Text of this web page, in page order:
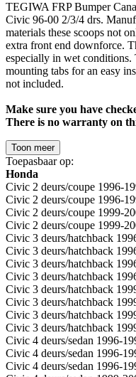
TEGIWA FRP Bumper
Civic 96-00 2/3/4 drs.
materials these scoops not
extra front end downforce.
especially in wet
mounting tabs for an easy
not included.
Make sure you have
There is no warranty on
Toon meer
Toepasbaar op:
Honda
Civic 2 deurs/coupe 1996-
Civic 2 deurs/coupe 1996-
Civic 2 deurs/coupe 1999-
Civic 2 deurs/coupe 1999-
Civic 3 deurs/hatchback
Civic 3 deurs/hatchback
Civic 3 deurs/hatchback
Civic 3 deurs/hatchback
Civic 3 deurs/hatchback
Civic 3 deurs/hatchback
Civic 3 deurs/hatchback
Civic 3 deurs/hatchback
Civic 4 deurs/sedan 1996-
Civic 4 deurs/sedan 1996-
Civic 4 deurs/sedan 1996-